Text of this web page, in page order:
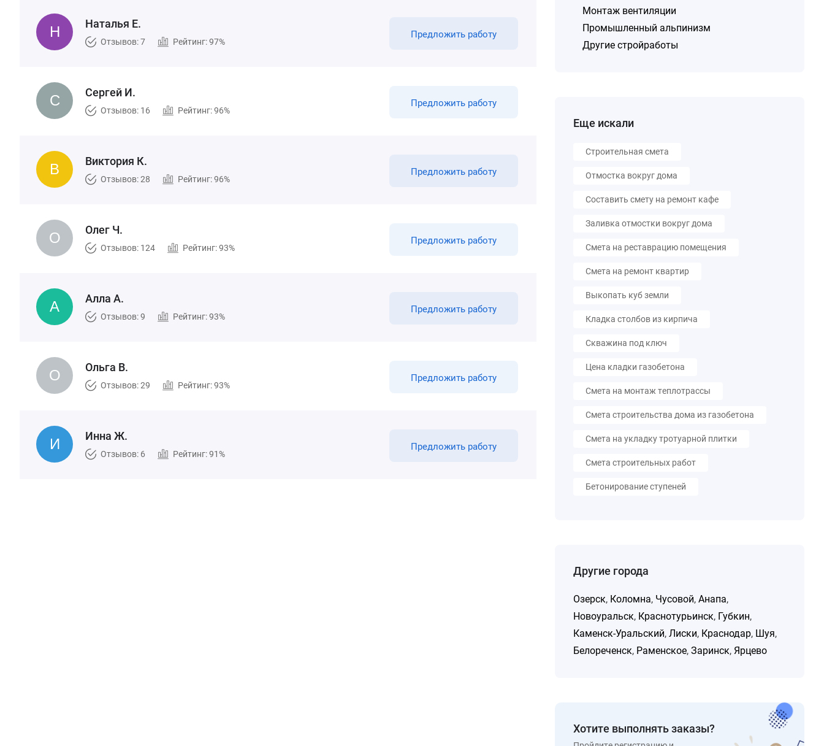
Наталья Е.
Отзывов: 7 Рейтинг: 97%
Предложить работу
Сергей И.
Отзывов: 16 Рейтинг: 96%
Предложить работу
Виктория К.
Отзывов: 28 Рейтинг: 96%
Предложить работу
Олег Ч.
Отзывов: 124 Рейтинг: 93%
Предложить работу
Алла А.
Отзывов: 9 Рейтинг: 93%
Предложить работу
Ольга В.
Отзывов: 29 Рейтинг: 93%
Предложить работу
Инна Ж.
Отзывов: 6 Рейтинг: 91%
Предложить работу
Монтаж вентиляции
Промышленный альпинизм
Другие стройработы
Еще искали
Строительная смета
Отмостка вокруг дома
Составить смету на ремонт кафе
Заливка отмостки вокруг дома
Смета на реставрацию помещения
Смета на ремонт квартир
Выкопать куб земли
Кладка столбов из кирпича
Скважина под ключ
Цена кладки газобетона
Смета на монтаж теплотрассы
Смета строительства дома из газобетона
Смета на укладку тротуарной плитки
Смета строительных работ
Бетонирование ступеней
Другие города
Озерск, Коломна, Чусовой,Анапа,
Новоуральск, Краснотурьинск, Губкин,
Каменск-Уральский,Лиски, Краснодар, Шуя,
Белореченск, Раменское,Заринск, Ярцево
Хотите выполнять заказы?